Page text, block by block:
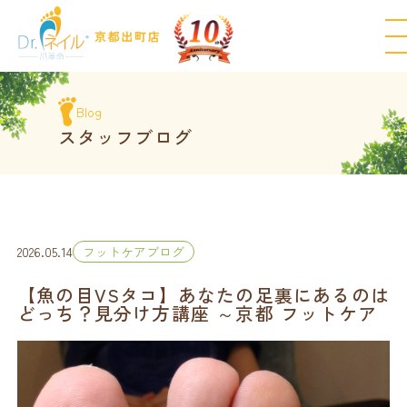
Blog
スタッフブログ
2026.05.14 フットケアブログ
【魚の目VSタコ】あなたの足裏にあるのは
どっち？見分け方講座 ～京都 フットケア